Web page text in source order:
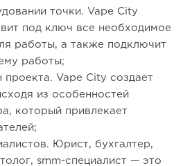
точки. Vape City
под ключ все необходимое
работы, а также подключит
работы;
проекта. Vape City создает
из особенностей
который привлекает
Юрист, бухгалтер,
smm-специалист — это